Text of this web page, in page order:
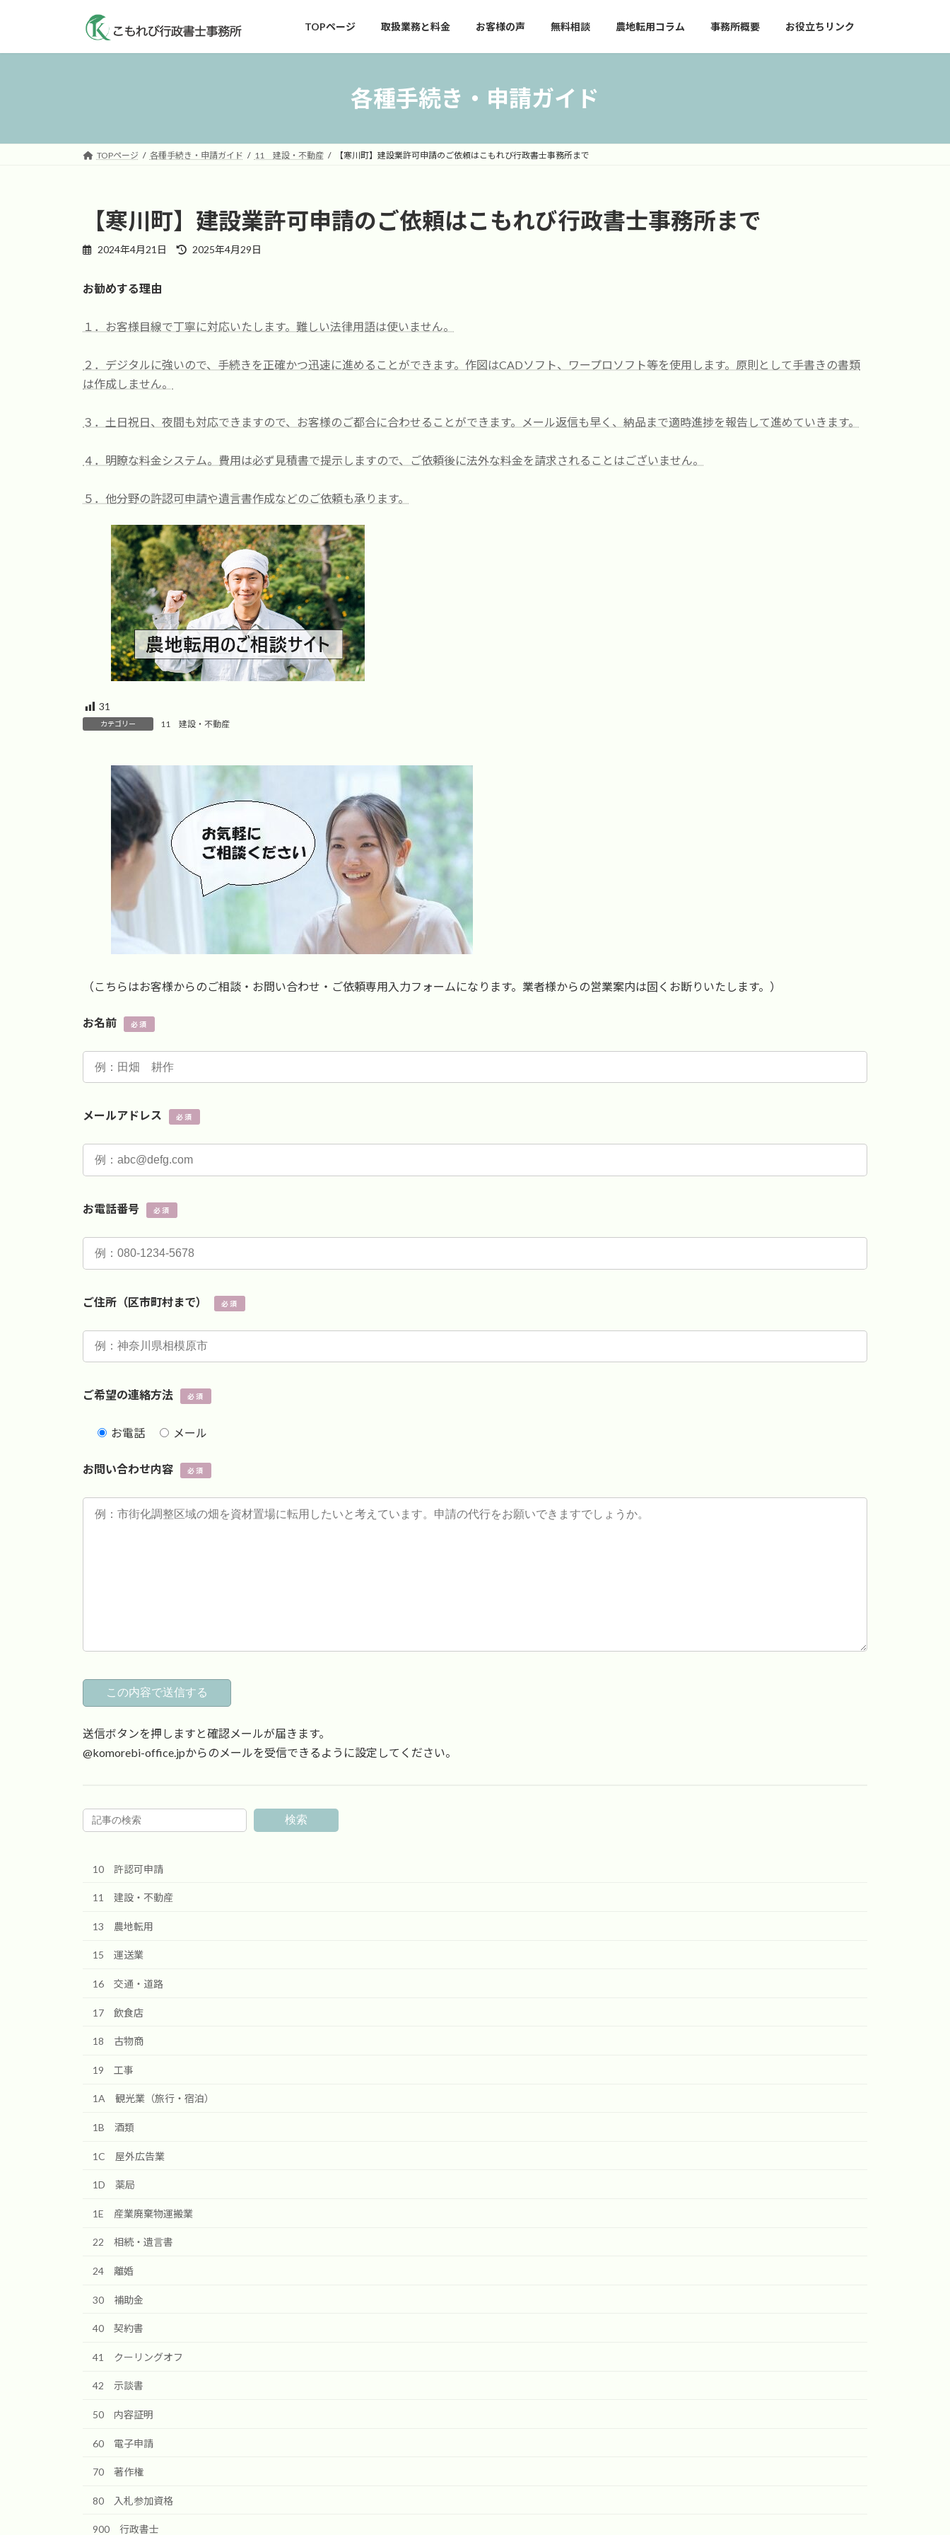
ッ
移
TOPページ 取扱業務と料金 お客様の声 無料相談 農地転用コラム 事務所概要 お役立ちリンク
各種手続き・申請ガイド
TOPページ 各種手続き・申請ガイド 11 建設・不動産 【寒川町】建設業許可申請のご依頼はこもれび行政書士事務所まで
【寒川町】建設業許可申請のご依頼はこもれび行政書士事務所まで
2024年4月21日
最
時
:
2025年4月29日
お勧めする理由
１．お客様目線で丁寧に対応いたします。難しい法律用語は使いません。
２．デジタルに強いので、手続きを正確かつ迅速に進めることができます。作図はCADソフト、ワープロソフト等を使用します。原則として手書きの書類
は作成しません。
３．土日祝日、夜間も対応できますので、お客様のご都合に合わせることができます。メール返信も早く、納品まで適時進捗を報告して進めていきます。
４．明瞭な料金システム。費用は必ず見積書で提示しますので、ご依頼後に法外な料金を請求されることはございません。
５．他分野の許認可申請や遺言書作成などのご依頼も承ります。
31
カテゴリー 11 建設・不動産
（こちらはお客様からのご相談・お問い合わせ・ご依頼専用入力フォームになります。業者様からの営業案内は固くお断りいたします。）
お名前 必須
メールアドレス 必須
お電話番号 必須
ご住所（区市町村まで） 必須
ご希望の連絡方法 必須
お電話 メール
お問い合わせ内容 必須
送信ボタンを押しますと確認メールが届きます。
@komorebi-office.jpからのメールを受信できるように設定してください。
検索
10 許認可申請
11 建設・不動産
13 農地転用
15 運送業
16 交通・道路
17 飲食店
18 古物商
19 工事
1A 観光業（旅行・宿泊）
1B 酒類
1C 屋外広告業
1D 薬局
1E 産業廃棄物運搬業
22 相続・遺言書
24 離婚
30 補助金
40 契約書
41 クーリングオフ
42 示談書
50 内容証明
60 電子申請
70 著作権
80 入札参加資格
900 行政書士